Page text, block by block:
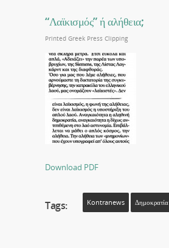
“Λαϊκισμός” ή αλήθεια;
Printed Greek Press Clipping
Download PDF
Tags: Kontranews Δημοκρατία